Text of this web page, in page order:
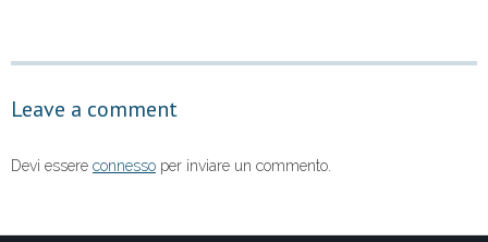
k
Leave a comment
Devi essere connesso per inviare un commento.